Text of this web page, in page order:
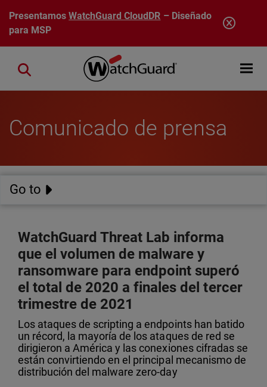
Pasar al contenido principal
PresentamosWatchGuard CloudDR – Diseñado
para MSP
Open
Close search
Comunicado de prensa
Go to
WatchGuard Threat Lab informa
que el volumen de malware y
ransomware para endpoint superó
el total de 2020 a finales del tercer
trimestre de 2021
Los ataques de scripting a endpoints han batido
un récord, la mayoría de los ataques de red se
dirigieron a América y las conexiones cifradas se
están convirtiendo en el principal mecanismo de
distribución del malware zero-day